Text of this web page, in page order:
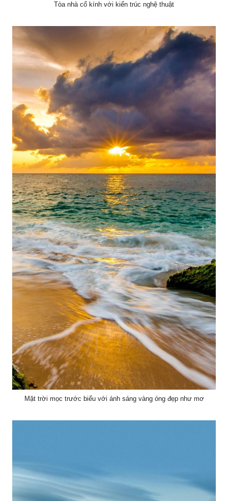
Tòa nhà cổ kính với kiến trúc nghệ thuật
Mặt trời mọc trước biểu với ánh sáng vàng óng đẹp như mơ